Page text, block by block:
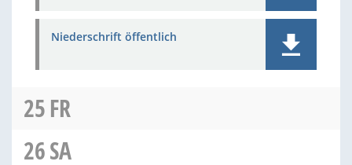
Niederschrift öffentlich
25FR
26SA